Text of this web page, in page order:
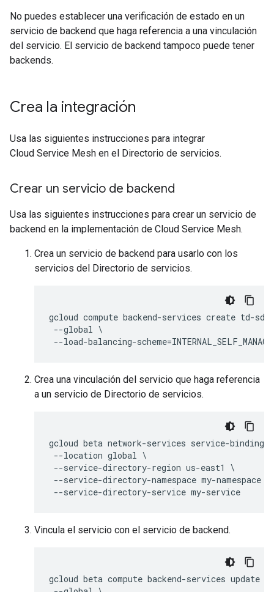
No puedes establecer una verificación de estado en un
servicio de backend que haga referencia a una vinculación
del servicio. El servicio de backend tampoco puede tener
backends.
Crea la integración
Usa las siguientes instrucciones para integrar
Cloud Service Mesh en el Directorio de servicios.
Crear un servicio de backend
Usa las siguientes instrucciones para crear un servicio de
backend en la implementación de Cloud Service Mesh.
Crea un servicio de backend para usarlo con los
servicios del Directorio de servicios.
gcloud compute backend-services create td-sd-
--global \
Crea una vinculación del servicio que haga referencia
a un servicio de Directorio de servicios.
gcloud beta network-services service-
--location global \
--service-directory-region us-east1 \
--service-directory-namespace my-namespace \
Vincula el servicio con el servicio de backend.
gcloud beta compute backend-services update